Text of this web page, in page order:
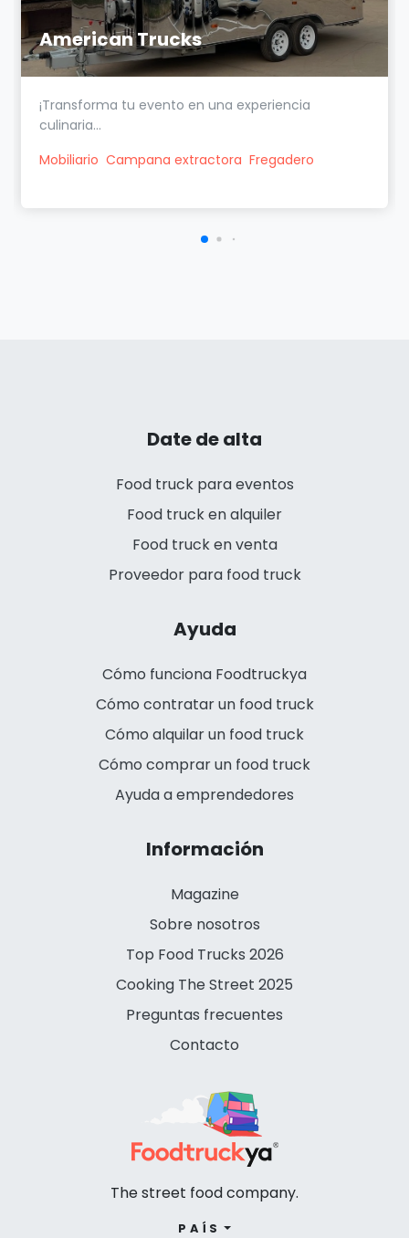
American Trucks
¡Transforma tu evento en una experiencia
culinaria...
Mobiliario Campana extractora Fregadero
Date de alta
Food truck para eventos
Food truck en alquiler
Food truck en venta
Proveedor para food truck
Ayuda
Cómo funciona Foodtruckya
Cómo contratar un food truck
Cómo alquilar un food truck
Cómo comprar un food truck
Ayuda a emprendedores
Información
Magazine
Sobre nosotros
Top Food Trucks 2026
Cooking The Street 2025
Preguntas frecuentes
Contacto
The street food company.
PAÍS